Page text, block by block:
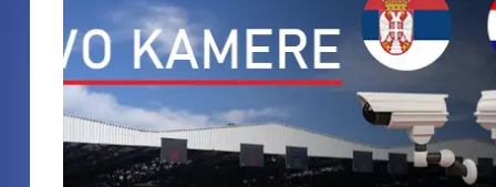
–
Mađarska